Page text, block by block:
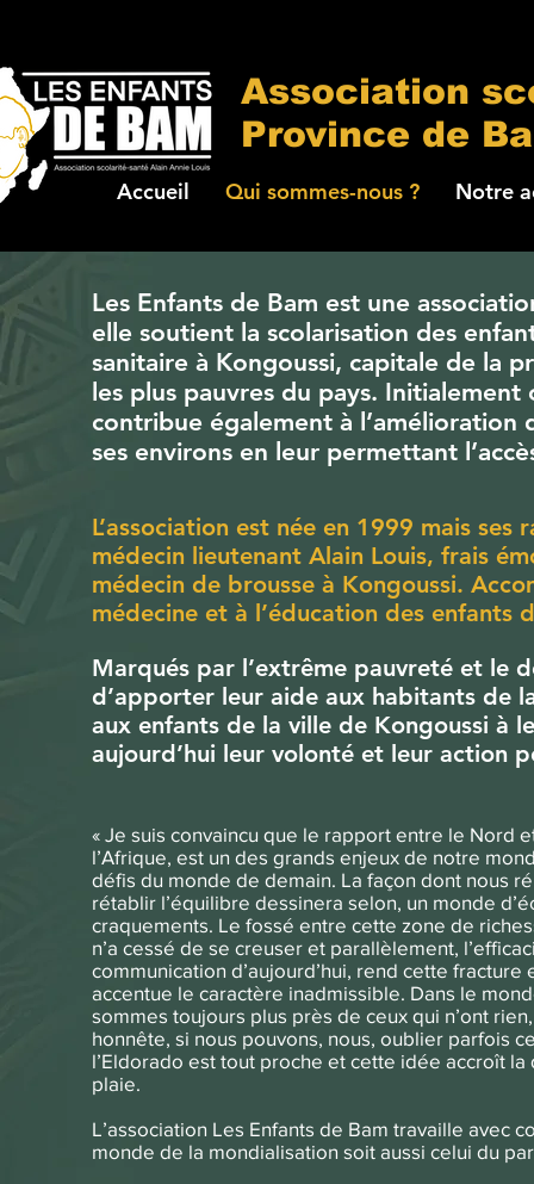
Association
Province de
Accueil Qui sommes-nous ? Notre
L’association est née en 1999 mais
médecin lieutenant Alain Louis, frais
médecin de brousse à Kongoussi.
médecine et à l’éducation des enfants
Marqués par l’extrême pauvreté et le
d’apporter leur aide aux habitants de
aux enfants de la ville de Kongoussi à
aujourd’hui leur volonté et leur action
Les Enfants de Bam est une
elle soutient la scolarisation des
sanitaire à Kongoussi, capitale de la
les plus pauvres du pays. Initialement
contribue également à
ses environs en leur permettant
« Je suis convaincu que le rapport entre le Nord
l’Afrique, est un des grands enjeux de notre
défis du monde de demain. La façon dont nous
rétablir l’équilibre dessinera selon, un monde
craquements. Le fossé entre cette zone de
n’a cessé de se creuser et parallèlement,
communication d’aujourd’hui, rend cette
accentue le caractère inadmissible. Dans le
sommes toujours plus près de ceux qui n’ont
honnête, si nous pouvons, nous, oublier parfois
l’Eldorado est tout proche et cette idée accroît
plaie.
L’association Les Enfants de Bam travaille avec
monde de la mondialisation soit aussi celui du